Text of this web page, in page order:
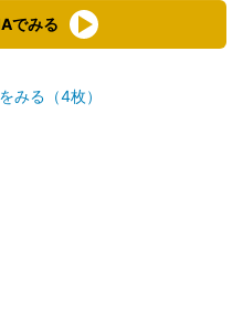
でみる
みる（4枚）